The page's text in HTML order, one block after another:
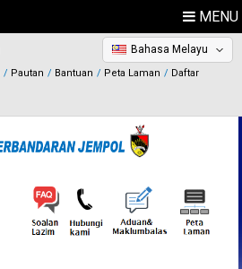
MENU
Pautan Bantuan Peta Laman Daftar
Bahasa Melayu